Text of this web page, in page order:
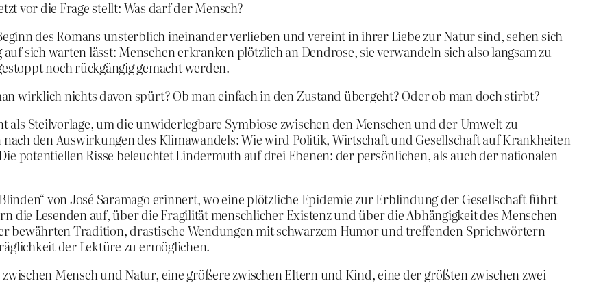
vor die Frage stellt: Was darf der Mensch?
des Romans unsterblich ineinander verlieben und vereint in ihrer Liebe zur Natur sind, sehen sich
sich warten lässt: Menschen erkranken plötzlich an Dendrose, sie verwandeln sich also langsam zu
noch rückgängig gemacht werden.
wirklich nichts davon spürt? Ob man einfach in den Zustand übergeht? Oder ob man doch stirbt?
als Steilvorlage, um die unwiderlegbare Symbiose zwischen den Menschen und der Umwelt zu
den Auswirkungen des Klimawandels: Wie wird Politik, Wirtschaft und Gesellschaft auf Krankheiten
potentiellen Risse beleuchtet Lindermuth auf drei Ebenen: der persönlichen, als auch der nationalen
von José Saramago erinnert, wo eine plötzliche Epidemie zur Erblindung der Gesellschaft führt
die Lesenden auf, über die Fragilität menschlicher Existenz und über die Abhängigkeit des Menschen
bewährten Tradition, drastische Wendungen mit schwarzem Humor und treffenden Sprichwörtern
der Lektüre zu ermöglichen.
Mensch und Natur, eine größere zwischen Eltern und Kind, eine der größten zwischen zwei